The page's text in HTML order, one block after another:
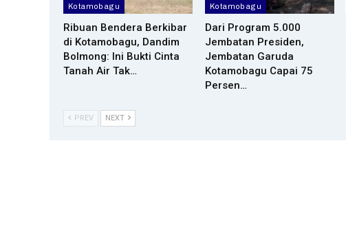
Kotamobagu
Ribuan Bendera Berkibar
di Kotamobagu, Dandim
Bolmong: Ini Bukti Cinta
Tanah Air Tak…
Kotamobagu
Dari Program 5.000
Jembatan Presiden,
Jembatan Garuda
Kotamobagu Capai 75
Persen…
PREV NEXT